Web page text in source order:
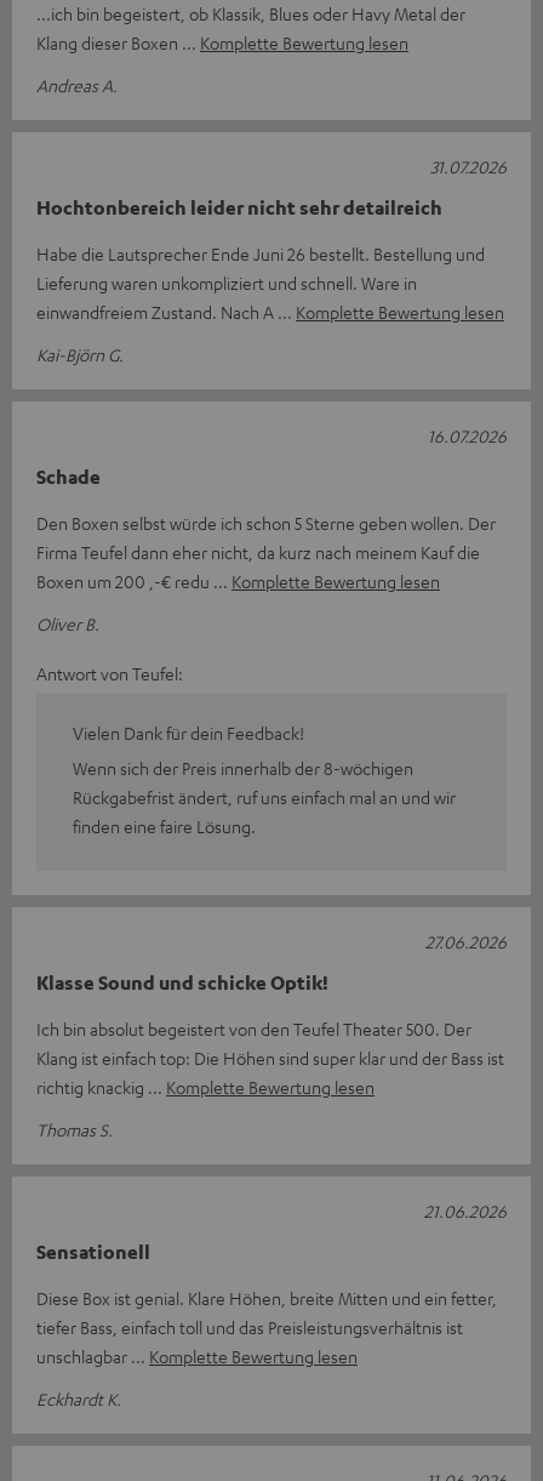
...ich bin begeistert, ob Klassik, Blues oder Havy Metal der
Klang dieser Boxen
Komplette Bewertung lesen
Andreas A.
Hochtonbereich leider nicht sehr detailreich
Habe die Lautsprecher Ende Juni 26 bestellt. Bestellung und
Lieferung waren unkompliziert und schnell. Ware in
einwandfreiem Zustand. Nach A
Komplette Bewertung lesen
Kai-Björn G.
31.07.2026
Schade
Den Boxen selbst würde ich schon 5 Sterne geben wollen. Der
Firma Teufel dann eher nicht, da kurz nach meinem Kauf die
Boxen um 200 ,-€ redu
Komplette Bewertung lesen
Oliver B.
16.07.2026
Antwort von Teufel:
Vielen Dank für dein Feedback!
Wenn sich der Preis innerhalb der 8-wöchigen
Rückgabefrist ändert, ruf uns einfach mal an und wir
finden eine faire Lösung.
Klasse Sound und schicke Optik!
Ich bin absolut begeistert von den Teufel Theater 500. Der
Klang ist einfach top: Die Höhen sind super klar und der Bass ist
richtig knackig
Komplette Bewertung lesen
Thomas S.
27.06.2026
Sensationell
Diese Box ist genial. Klare Höhen, breite Mitten und ein fetter,
tiefer Bass, einfach toll und das Preisleistungsverhältnis ist
unschlagbar
Komplette Bewertung lesen
Eckhardt K.
21.06.2026